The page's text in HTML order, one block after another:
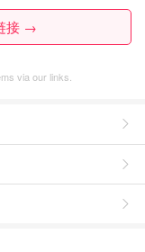
接 →
via our links.